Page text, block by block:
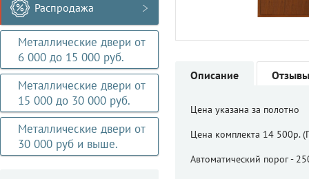
Распродажа
Металлические двери от
6 000 до 15 000 руб.
Металлические двери от
15 000 до 30 000 руб.
Металлические двери от
30 000 руб и выше.
Описание Отзывы
Цена указана за полотно
Цена комплекта 14 500р.
Автоматический порог -